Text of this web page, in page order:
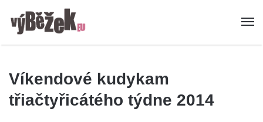
Víkendové kudykam
třiačtyřicátého týdne 2014